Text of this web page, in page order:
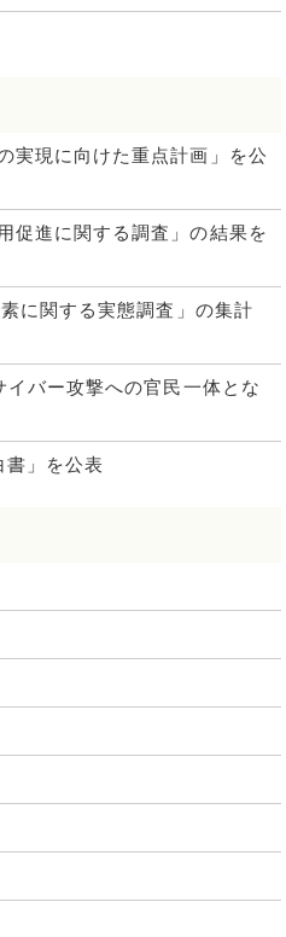
実現に向けた重点計画」を公
促進に関する調査」の結果を
に関する実態調査」の集計
バー攻撃への官民一体とな
書」を公表